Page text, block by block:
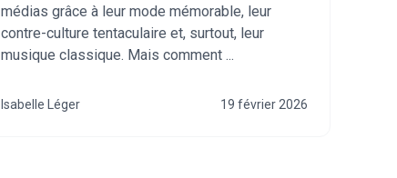
médias grâce à leur mode mémorable, leur
contre-culture tentaculaire et, surtout, leur
musique classique. Mais comment ...
Isabelle Léger 19 février 2026